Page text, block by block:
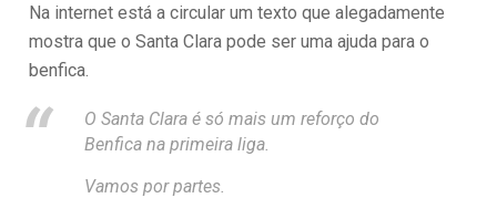
Na internet está a circular um texto que alegadamente
mostra que o Santa Clara pode ser uma ajuda para o
benfica.
O Santa Clara é só mais um reforço do
Benfica na primeira liga.
Vamos por partes.